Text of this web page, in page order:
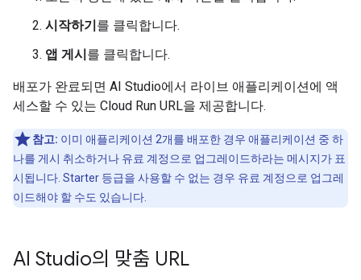
시작하기를 클릭합니다.
앱 게시를 클릭합니다.
배포가 완료되면 AI Studio에서 라이브 애플리케이션에 액
세스할 수 있는 Cloud Run URL을 제공합니다.
참고: 이미 애플리케이션 2개를 배포한 경우 애플리케이션 중 하
나를 게시 취소하거나 유료 계정으로 업그레이드하라는 메시지가 표
시됩니다. Starter 등급을 사용할 수 없는 경우 유료 계정으로 업그레
이드해야 할 수도 있습니다.
AI Studio의 맞춤 URL